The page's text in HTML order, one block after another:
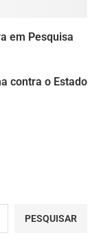
em Pesquisa
contra o Estado
PESQUISAR